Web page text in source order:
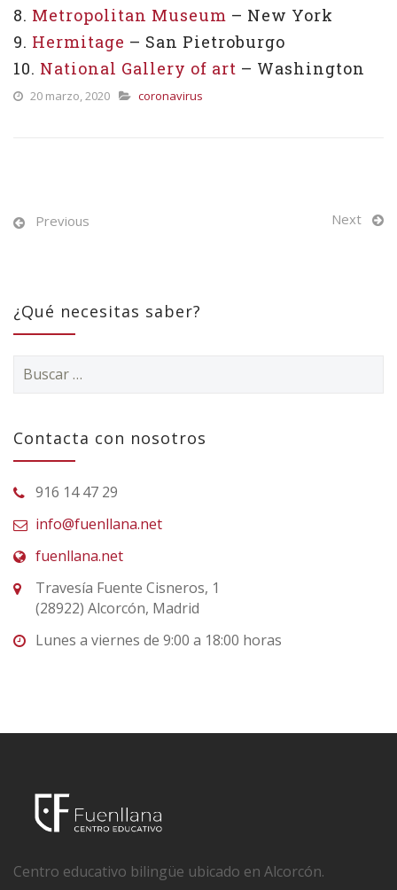
8. Metropolitan Museum – New York
9. Hermitage – San Pietroburgo
10. National Gallery of art – Washington
20 marzo, 2020 coronavirus
Previous Next
¿Qué necesitas saber?
Buscar:
Contacta con nosotros
916 14 47 29
info@fuenllana.net
fuenllana.net
Travesía Fuente Cisneros, 1
(28922) Alcorcón, Madrid
Lunes a viernes de 9:00 a 18:00 horas
Centro educativo bilingüe ubicado en Alcorcón.